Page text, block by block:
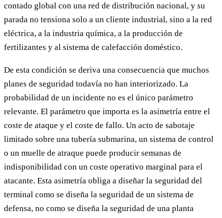
contado global con una red de distribución nacional, y su
parada no tensiona solo a un cliente industrial, sino a la red
eléctrica, a la industria química, a la producción de
fertilizantes y al sistema de calefacción doméstico.
De esta condición se deriva una consecuencia que muchos
planes de seguridad todavía no han interiorizado. La
probabilidad de un incidente no es el único parámetro
relevante. El parámetro que importa es la asimetría entre el
coste de ataque y el coste de fallo. Un acto de sabotaje
limitado sobre una tubería submarina, un sistema de control
o un muelle de atraque puede producir semanas de
indisponibilidad con un coste operativo marginal para el
atacante. Esta asimetría obliga a diseñar la seguridad del
terminal como se diseña la seguridad de un sistema de
defensa, no como se diseña la seguridad de una planta